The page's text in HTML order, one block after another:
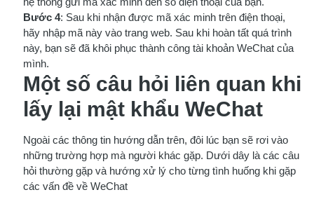
Bước 4: Sau khi nhận được mã xác minh trên điện thoại,
hãy nhập mã này vào trang web. Sau khi hoàn tất quá trình
này, bạn sẽ đã khôi phục thành công tài khoản WeChat của
mình.
Một số câu hỏi liên quan khi
lấy lại mật khẩu WeChat
Ngoài các thông tin hướng dẫn trên, đôi lúc bạn sẽ rơi vào
những trường hợp mà người khác gặp. Dưới dây là các câu
hỏi thường gặp và hướng xử lý cho từng tình huống khi gặp
các vấn đề về WeChat